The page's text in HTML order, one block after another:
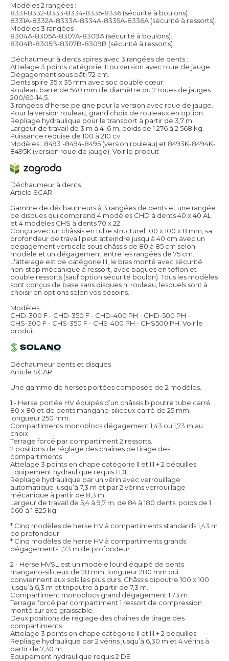
Modèles 2 rangées :
8331-8332-8333-8334-8335-8336 (sécurité à boulons).
8331A-8332A-8333A-8334A-8335A-8336A (sécurité à ressorts).
Modèles 3 rangées :
8304A-8305A-8307A-8309A (sécurité à boulons).
8304B-8305B-8307B-8309B (sécurité à ressorts).
Déchaumeur à dents spires avec 3 rangées de dents :
Attelage 3 points catégorie III ou version avec roue de jauge.
Dégagement sous bâti 72 cm.
Dents spire 35 x 35 mm avec soc double cœur.
Rouleau barre de 540 mm de diamètre ou 2 roues de jauges
200/60-14,5.
3 rangées d'herse peigne pour la version avec roue de jauge.
Pour la version rouleau, grand choix de rouleaux en option.
Repliage hydraulique pour le transport à partir de 3,7 m.
Largeur de travail de 3 m à 4 ,6 m, poids de 1 276 à 2 568 kg.
Puissance requise de 100 à 210 cv.
Modèles : 8493 -8494-8495 (version rouleau) et 8493K-8494K-
8495K (version roue de jauge). Voir le produit
Déchaumeur à dents
Article SCAR
Gamme de déchaumeurs à 3 rangées de dents et une rangée
de disques qui comprend 4 modèles CHD à dents 40 x 40 AL
et 4 modèles CHS à dents 70 x 22.
Conçu avec un châssis en tube structurel 100 x 100 x 8 mm, sa
profondeur de travail peut atteindre jusqu'à 40 cm avec un
dégagement verticale sous châssis de 80 à 85 cm selon
modèle et un dégagement entre les rangées de 75 cm.
L'attelage est de catégorie III, le bras monté avec sécurité
non-stop mécanique à ressort, avec bagues en téflon et
double ressorts (sauf option sécurité boulon). Tous les modèles
sont conçus de base sans disques ni rouleau, lesquels sont à
choisir en options selon vos besoins.
Modèles :
CHD-300 F - CHD-350 F - CHD-400 PH - CHD-500 PH -
CHS-300 F - CHS-350 F - CHS-400 PH - CHS500 PH. Voir le
produit
Déchaumeur dents et disques
Article SCAR
Une gamme de herses portées composée de 2 modèles.
1 - Herse portée HV équipés d’un châssis bipoutre tube carré
80 x 80 et de dents mangano-siliceux carré de 25 mm,
longueur 250 mm.
Compartiments monoblocs dégagement 1,43 ou 1,73 m au
choix.
Terrage forcé par compartiment 2 ressorts.
2 positions de réglage des chaînes de tirage des
compartiments
Attelage 3 points en chape catégorie II et III + 2 béquilles.
Equipement hydraulique requis 1 DE.
Repliage hydraulique par un vérin avec verrouillage
automatique jusqu’à 7,3 m et par 2 vérins verrouillage
mécanique à partir de 8,3 m.
Largeur de travail de 5,4 à 9,7 m, de 84 à 180 dents, poids de 1
060 à 1 825 kg
* Cinq modèles de herse HV à compartiments standards 1,43 m
de profondeur.
* Cinq modèles de herse HV à compartiments grands
dégagements 1,73 m de profondeur.
2 - Herse HVSL est un modèle lourd équipé de dents
mangano-siliceux de 28 mm, longueur 280 mm qui
conviennent aux sols les plus durs. Châssis bipoutre 100 x 100
jusqu’à 6,3 m et tripoutre à partir de 7,3 m.
Compartiment monoblocs grand dégagement 1,73 m.
Terrage forcé par compartiment 1 ressort de compression
monté sur axe graissable.
Deux positions de réglage des chaînes de tirage des
compartiments
Attelage 3 points en chape catégorie II et III + 2 béquilles.
Repliage hydraulique par 2 vérins jusqu’à 6,30 m et 4 vérins à
partir de 7,30 m.
Equipement hydraulique requis 2 DE.